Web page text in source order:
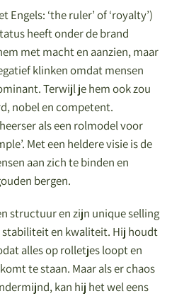
‘the ruler’ of ‘royalty’)
heeft onder de brand
met macht en aanzien, maar
klinken omdat mensen
Terwijl je hem ook zou
nobel en competent.
als een rolmodel voor
Met een heldere visie is de
aan zich te binden en
bergen.
structuur en zijn unique selling
stabiliteit en kwaliteit. Hij houdt
alles op rolletjes loopt en
te staan. Maar als er chaos
kan hij het wel eens